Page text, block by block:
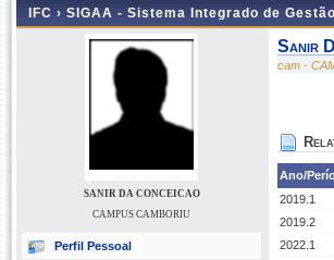
IFC › SIGAA - Sistema Integrado de
SANIR DA CONCEICAO
CAMPUS CAMBORIU
Perfil Pessoal
Sanir
cam -
Ano/
2019.1
2019.2
2022.1